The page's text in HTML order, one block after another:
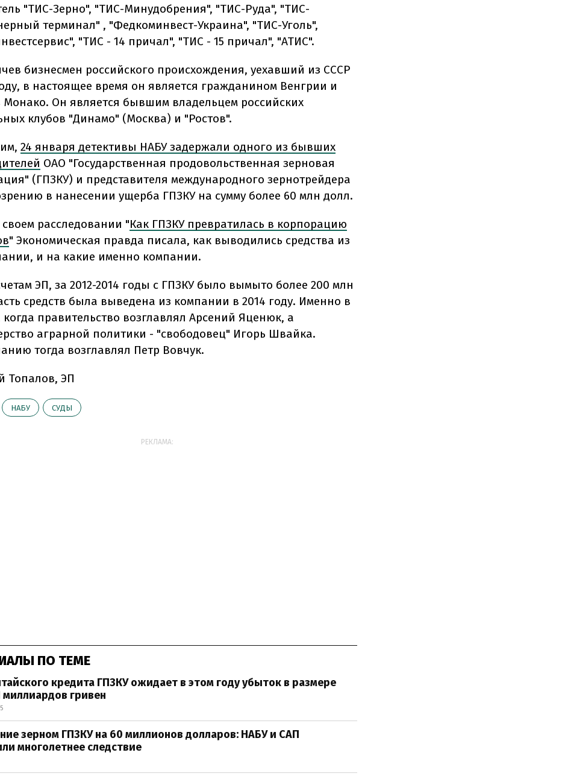
"ТИС-Зерно", "ТИС-Минудобрения", "ТИС-Руда", "ТИС-
терминал" , "Федкоминвест-Украина", "ТИС-Уголь",
"ТИС - 14 причал", "ТИС - 15 причал", "АТИС".
бизнесмен российского происхождения, уехавший из СССР
в настоящее время он является гражданином Венгрии и
Монако. Он является бывшим владельцем российских
клубов "Динамо" (Москва) и "Ростов".
24 января детективы НАБУ задержали одного из бывших
ОАО "Государственная продовольственная зерновая
(ГПЗКУ) и представителя международного зернотрейдера
в нанесении ущерба ГПЗКУ на сумму более 60 млн долл.
расследовании "Как ГПЗКУ превратилась в корпорацию
" Экономическая правда писала, как выводились средства из
и на какие именно компании.
ЭП, за 2012-2014 годы с ГПЗКУ было вымыто более 200 млн
средств была выведена из компании в 2014 году. Именно в
когда правительство возглавлял Арсений Яценюк, а
аграрной политики - "свободовец" Игорь Швайка.
тогда возглавлял Петр Вовчук.
Топалов, ЭП
НАБУ СУДЫ
РЕКЛАМА:
ПО ТЕМЕ
кредита ГПЗКУ ожидает в этом году убыток в размере
миллиардов гривен
зерном ГПЗКУ на 60 миллионов долларов: НАБУ и САП
многолетнее следствие